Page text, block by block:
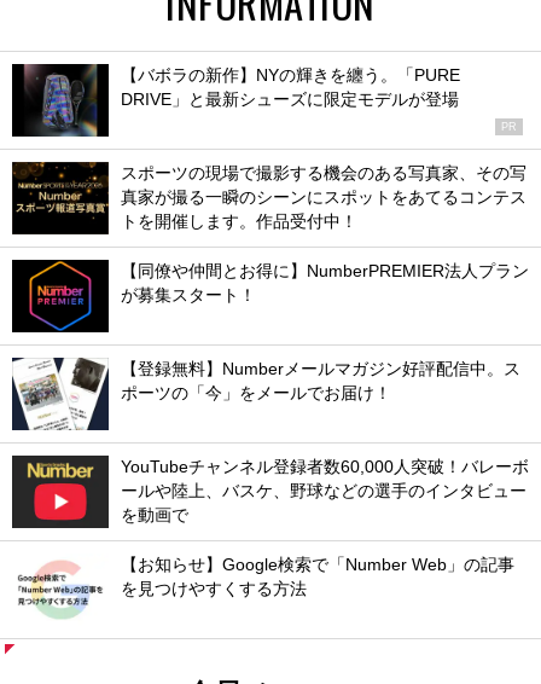
【バボラの新作】NYの輝きを纏う。「PURE
DRIVE」と最新シューズに限定モデルが登場
PR
スポーツの現場で撮影する機会のある写真家、その写
真家が撮る一瞬のシーンにスポットをあてるコンテス
トを開催します。作品受付中！
【同僚や仲間とお得に】NumberPREMIER法人プラン
が募集スタート！
【登録無料】Numberメールマガジン好評配信中。ス
ポーツの「今」をメールでお届け！
YouTubeチャンネル登録者数60,000人突破！バレーボ
ールや陸上、バスケ、野球などの選手のインタビュー
を動画で
【お知らせ】Google検索で「Number Web」の記事
を見つけやすくする方法